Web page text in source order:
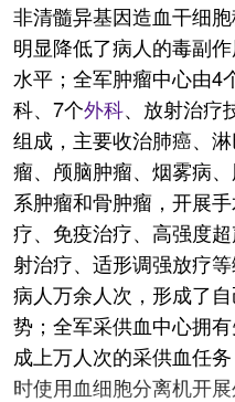
非清髓异基因造血干细
明显降低了病人的毒副
水平；全军肿瘤中心由4
科、7个外科、放射治疗
组成，主要收治肺癌、
瘤、颅脑肿瘤、烟雾病、
系肿瘤和骨肿瘤，开展
疗、免疫治疗、高强度
射治疗、适形调强放疗
病人万余人次，形成了
势；全军采供血中心拥
成上万人次的采供血任
时使用血细胞分离机开